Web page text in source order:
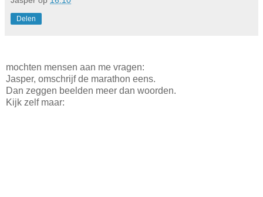
Delen
mochten mensen aan me vragen:
Jasper, omschrijf de marathon eens.
Dan zeggen beelden meer dan woorden.
Kijk zelf maar: